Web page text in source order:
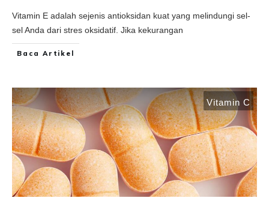
Vitamin E adalah sejenis antioksidan kuat yang melindungi sel-
sel Anda dari stres oksidatif. Jika kekurangan
Baca Artikel
Vitamin C